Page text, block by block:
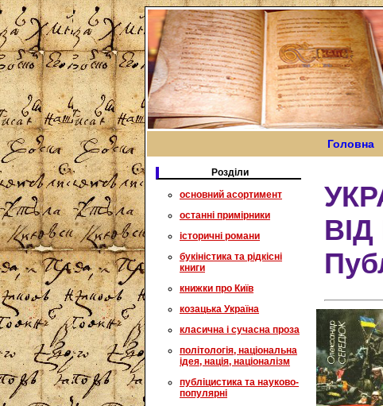
Головна
Розділи
основний асортимент
останні примірники
історичні романи
букіністика та рідкісні
книги
книжки про Київ
козацька Україна
класична і сучасна проза
політологія, національна
ідея, нація, націоналізм
публіцистика та науково-
популярні